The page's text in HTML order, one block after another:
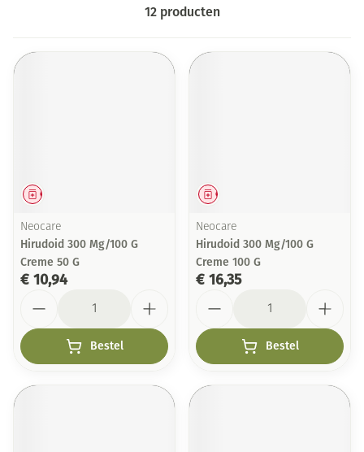
12producten
Geneesmiddel
Neocare
Hirudoid 300 Mg/100 G
Creme 50 G
€ 10,94
Bestel
Geneesmiddel
Neocare
Hirudoid 300 Mg/100 G
Creme 100 G
€ 16,35
Bestel